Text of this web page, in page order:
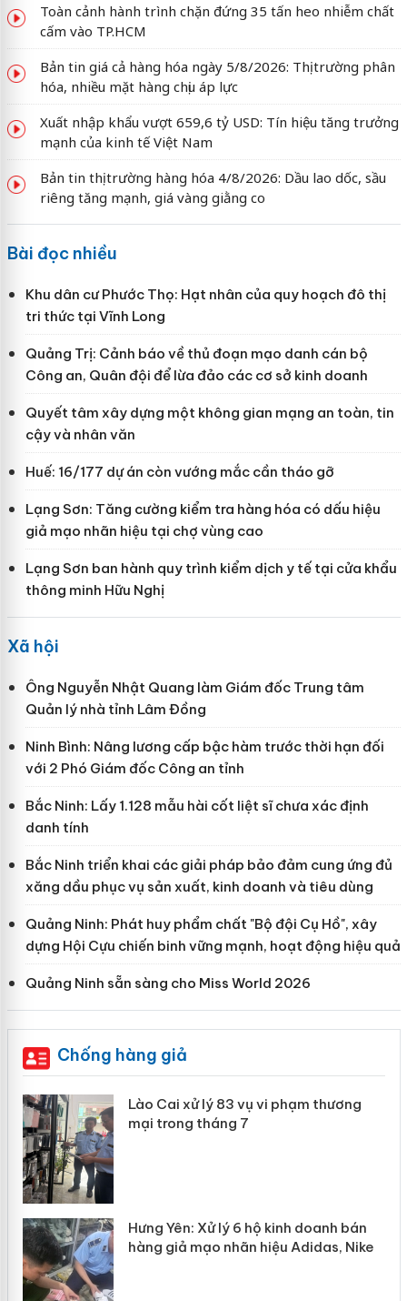
Toàn cảnh hành trình chặn đứng 35 tấn heo nhiễm chất
cấm vào TP.HCM
Bản tin giá cả hàng hóa ngày 5/8/2026: Thị trường phân
hóa, nhiều mặt hàng chịu áp lực
Xuất nhập khẩu vượt 659,6 tỷ USD: Tín hiệu tăng trưởng
mạnh của kinh tế Việt Nam
Bản tin thị trường hàng hóa 4/8/2026: Dầu lao dốc, sầu
riêng tăng mạnh, giá vàng giằng co
Bài đọc nhiều
Khu dân cư Phước Thọ: Hạt nhân của quy hoạch đô thị
tri thức tại Vĩnh Long
Quảng Trị: Cảnh báo về thủ đoạn mạo danh cán bộ
Công an, Quân đội để lừa đảo các cơ sở kinh doanh
Quyết tâm xây dựng một không gian mạng an toàn, tin
cậy và nhân văn
Huế: 16/177 dự án còn vướng mắc cần tháo gỡ
Lạng Sơn: Tăng cường kiểm tra hàng hóa có dấu hiệu
giả mạo nhãn hiệu tại chợ vùng cao
Lạng Sơn ban hành quy trình kiểm dịch y tế tại cửa khẩu
thông minh Hữu Nghị
Xã hội
Ông Nguyễn Nhật Quang làm Giám đốc Trung tâm
Quản lý nhà tỉnh Lâm Đồng
Ninh Bình: Nâng lương cấp bậc hàm trước thời hạn đối
với 2 Phó Giám đốc Công an tỉnh
Bắc Ninh: Lấy 1.128 mẫu hài cốt liệt sĩ chưa xác định
danh tính
Bắc Ninh triển khai các giải pháp bảo đảm cung ứng đủ
xăng dầu phục vụ sản xuất, kinh doanh và tiêu dùng
Quảng Ninh: Phát huy phẩm chất "Bộ đội Cụ Hồ", xây
dựng Hội Cựu chiến binh vững mạnh, hoạt động hiệu quả
Quảng Ninh sẵn sàng cho Miss World 2026
Chống hàng giả
Lào Cai xử lý 83 vụ vi phạm thương
mại trong tháng 7
Hưng Yên: Xử lý 6 hộ kinh doanh bán
hàng giả mạo nhãn hiệu Adidas, Nike